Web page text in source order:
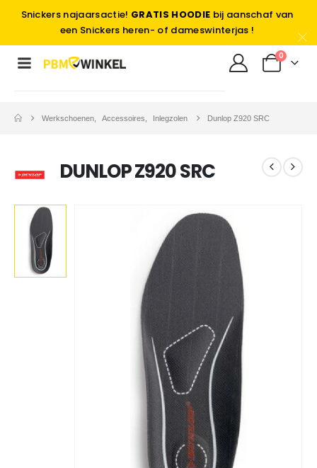
Snickers najaarsactie! GRATIS HOODIE bij aanschaf van
een Snickers heren- of dameswinterjas !
0
Werkschoenen Accessoires Inlegzolen Dunlop Z920 SRC
DUNLOP Z920 SRC